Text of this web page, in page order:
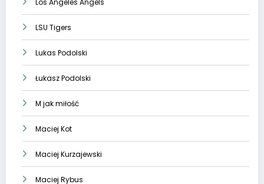
Los Angeles Angels
LSU Tigers
Lukas Podolski
Łukasz Podolski
M jak miłość
Maciej Kot
Maciej Kurzajewski
Maciej Rybus